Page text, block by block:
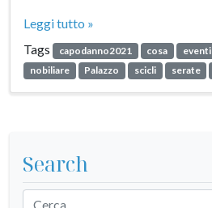
Leggi tutto »
Tags
capodanno2021 cosa eventi
nobiliare
Palazzo scicli serate
Search